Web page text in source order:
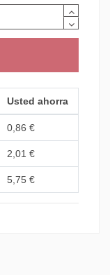
Usted ahorra
0,86 €
2,01 €
5,75 €